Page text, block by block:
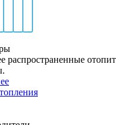
распространенные